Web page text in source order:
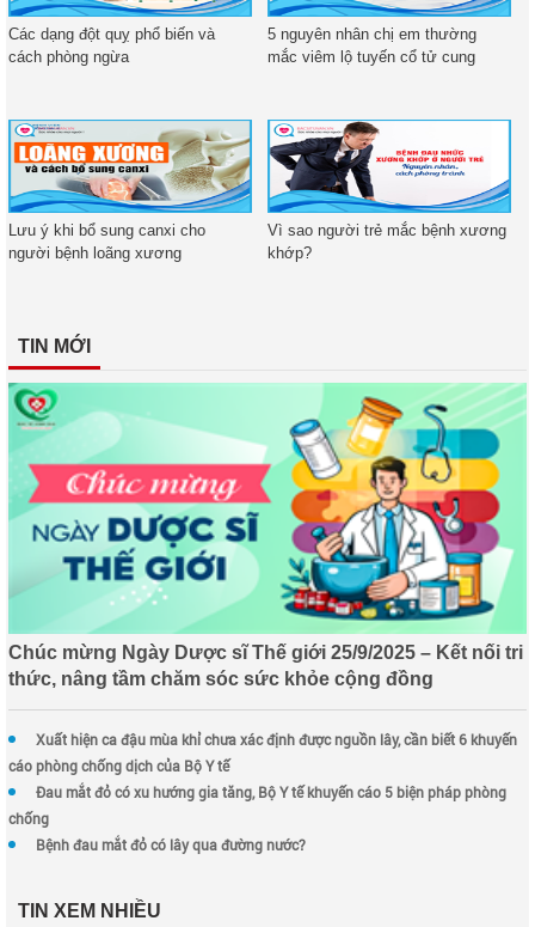
Các dạng đột quỵ phổ biến và
cách phòng ngừa
5 nguyên nhân chị em thường
mắc viêm lộ tuyến cổ tử cung
Lưu ý khi bổ sung canxi cho
người bệnh loãng xương
Vì sao người trẻ mắc bệnh xương
khớp?
TIN MỚI
Chúc mừng Ngày Dược sĩ Thế giới 25/9/2025 – Kết nối tri
thức, nâng tầm chăm sóc sức khỏe cộng đồng
Xuất hiện ca đậu mùa khỉ chưa xác định được nguồn lây, cần biết 6 khuyến
cáo phòng chống dịch của Bộ Y tế
Đau mắt đỏ có xu hướng gia tăng, Bộ Y tế khuyến cáo 5 biện pháp phòng
chống
Bệnh đau mắt đỏ có lây qua đường nước?
TIN XEM NHIỀU